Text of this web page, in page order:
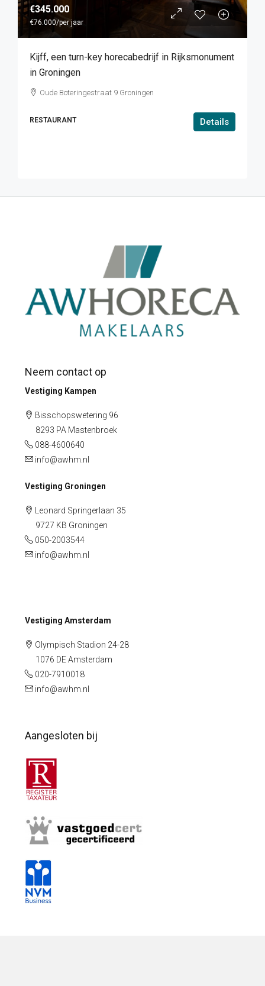
€345.000
€76.000/per jaar
Kijff, een turn-key horecabedrijf in Rijksmonument
in Groningen
Oude Boteringestraat 9 Groningen
RESTAURANT Details
Neem contact op
Vestiging Kampen
Bisschopswetering 96
8293 PA Mastenbroek
088-4600640
info@awhm.nl
Vestiging Groningen
Leonard Springerlaan 35
9727 KB Groningen
050-2003544
info@awhm.nl
Vestiging Amsterdam
Olympisch Stadion 24-28
1076 DE Amsterdam
020-7910018
info@awhm.nl
Aangesloten bij